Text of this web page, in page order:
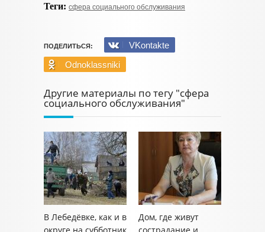
Теги: сфера социального обслуживания
ПОДЕЛИТЬСЯ:
VKontakte
Odnoklassniki
Другие материалы по тегу "сфера
социального обслуживания"
В Лебедёвке, как и в
Дом, где живут